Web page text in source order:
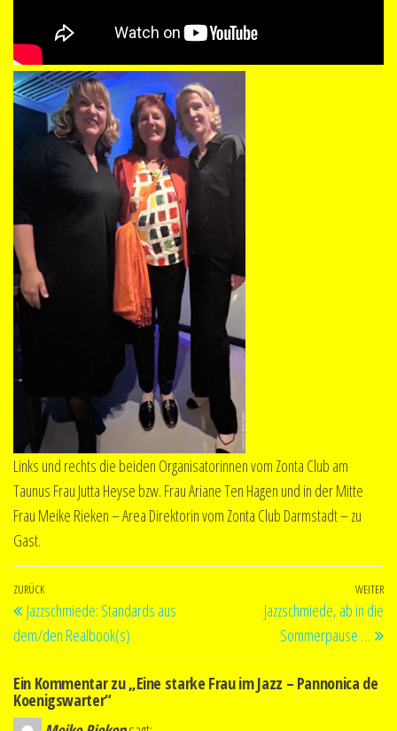
Links und rechts die beiden Organisatorinnen vom Zonta Club am
Taunus Frau Jutta Heyse bzw. Frau Ariane Ten Hagen und in der Mitte
Frau Meike Rieken – Area Direktorin vom Zonta Club Darmstadt – zu
Gast.
Beitragsnavigation
Vorheriger
Beitrag
ZURÜCK
Jazzschmiede: Standards aus
dem/den Realbook(s)
WEITER
Jazzschmiede, ab in die
Sommerpause …
Ein Kommentar zu „Eine starke Frau im Jazz – Pannonica de
Koenigswarter“